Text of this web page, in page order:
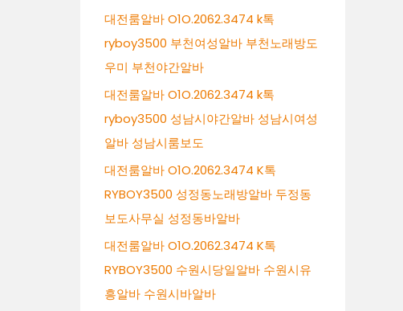
대전룸알바 O1O.2062.3474 k톡
ryboy3500 부천여성알바 부천노래방도
우미 부천야간알바
대전룸알바 O1O.2062.3474 k톡
ryboy3500 성남시야간알바 성남시여성
알바 성남시룸보도
대전룸알바 O1O.2062.3474 K톡
RYBOY3500 성정동노래방알바 두정동
보도사무실 성정동바알바
대전룸알바 O1O.2062.3474 K톡
RYBOY3500 수원시당일알바 수원시유
흥알바 수원시바알바